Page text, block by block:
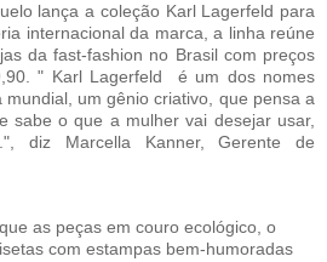
lança a coleção Karl Lagerfeld para
internacional da marca, a linha reúne
da fast-fashion no Brasil com preços
" Karl Lagerfeld é um dos nomes
um gênio criativo, que pensa a
sabe o que a mulher vai desejar usar,
diz Marcella Kanner, Gerente de
as peças em couro ecológico, o
com estampas bem-humoradas